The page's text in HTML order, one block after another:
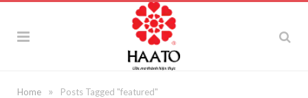
Home » Posts Tagged "featured"